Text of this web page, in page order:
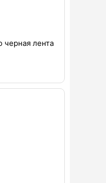
черная лента